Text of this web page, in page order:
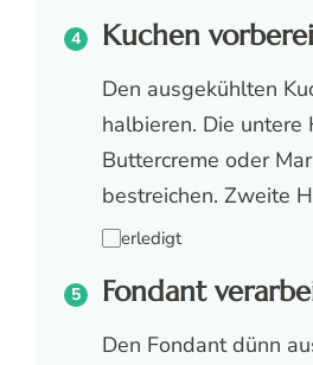
Kuchen
Den ausgekühlten
halbieren. Die untere
Buttercreme oder
bestreichen. Zweite
erledigt
Fondant
Den Fondant dünn